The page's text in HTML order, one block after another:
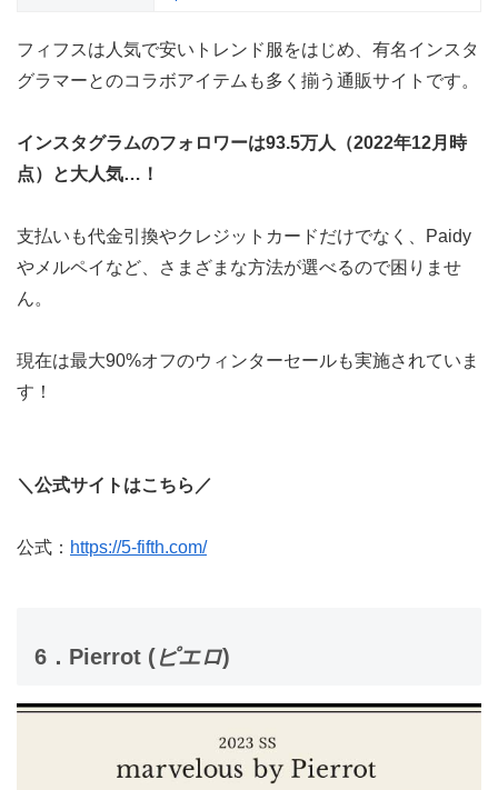
フィフスは人気で安いトレンド服をはじめ、有名インスタ
グラマーとのコラボアイテムも多く揃う通販サイトです。
インスタグラムのフォロワーは93.5万人（2022年12月時
点）と大人気…！
支払いも代金引換やクレジットカードだけでなく、Paidy
やメルペイなど、さまざまな方法が選べるので困りませ
ん。
現在は最大90%オフのウィンターセールも実施されていま
す！
＼公式サイトはこちら／
公式： https://5-fifth.com/
6．Pierrot (ピエロ)